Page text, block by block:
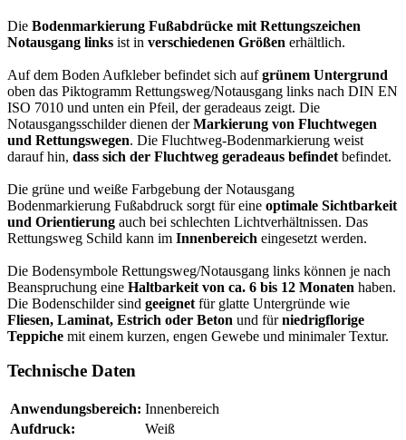
Die Bodenmarkierung Fußabdrücke mit Rettungszeichen
Notausgang links ist in verschiedenen Größen erhältlich.
Auf dem Boden Aufkleber befindet sich aufgrünem Untergrund
oben das Piktogramm Rettungsweg/Notausgang links nach DIN EN
ISO 7010 und unten ein Pfeil, der geradeaus zeigt. Die
Notausgangsschilder dienen derMarkierung von Fluchtwegen
und Rettungswegen. Die Fluchtweg-Bodenmarkierung weist
darauf hin, dass sich der Fluchtweg geradeaus befindet befindet.
Die grüne und weiße Farbgebung der Notausgang
Bodenmarkierung Fußabdruck sorgt für eine optimale Sichtbarkeit
und Orientierung auch bei schlechten Lichtverhältnissen. Das
Rettungsweg Schild kann im Innenbereich eingesetzt werden.
Die Bodensymbole Rettungsweg/Notausgang links können je nach
Beanspruchung eine Haltbarkeit von ca. 6 bis 12 Monaten haben.
Die Bodenschilder sind geeignet für glatte Untergründe wie
Fliesen, Laminat, Estrich oder Beton und fürniedrigflorige
Teppiche mit einem kurzen, engen Gewebe und minimaler Textur.
Technische Daten
Anwendungsbereich: Innenbereich
Aufdruck:
Weiß